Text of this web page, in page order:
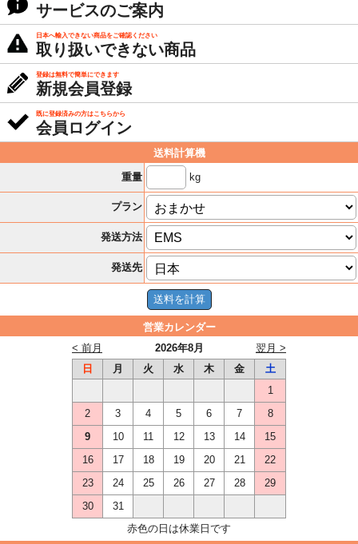
サービスのご案内
日本へ輸入できない商品をご確認ください
取り扱いできない商品
登録は無料で簡単にできます
新規会員登録
既に登録済みの方はこちらから
会員ログイン
送料計算機
重量
kg
プラン
発送方法
発送先
営業カレンダー
2026年8月
< 前月
翌月 >
日
月 火 水 木 金
土
1
2
3 4 5 6 7
8
9
10 11 12 13 14
15
16
17 18 19 20 21
22
23
24 25 26 27 28
29
30
31
赤色の日は休業日です